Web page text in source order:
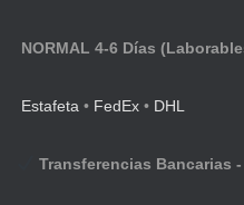
NORMAL 4-6 Días
Estafeta • FedEx • DHL
Transferencias Bancarias -